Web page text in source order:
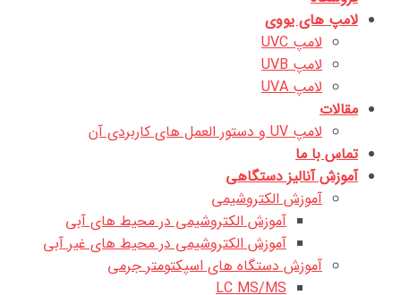
لامپ های یووی
لامپ UVC
لامپ UVB
لامپ UVA
مقالات
لامپ UV و دستور العمل های کاربردی آن
تماس با ما
آموزش آنالیز دستگاهی
آموزش الکتروشیمی
آموزش الکتروشیمی در محیط های آبی
آموزش الکتروشیمی در محیط های غیر آبی
آموزش دستگاه های اسپکتومتر جرمی
LC MS/MS